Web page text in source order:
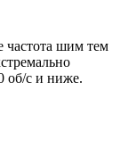
частота шим тем
об/с и ниже.